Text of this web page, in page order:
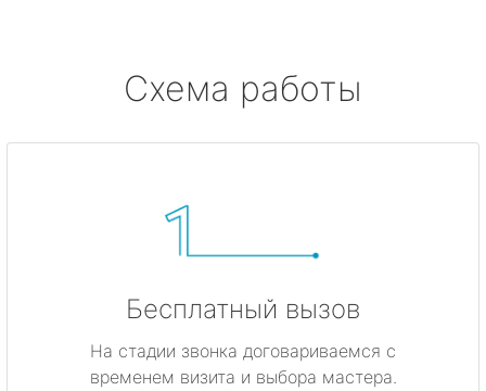
Схема работы
Бесплатный вызов
На стадии звонка договариваемся с
временем визита и выбора мастера.